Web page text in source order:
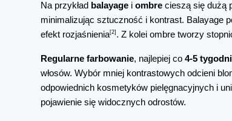
Na przykład balayage i ombre cieszą się dużą
minimalizując sztuczność i kontrast. Balayage
efekt rozjaśnienia[2] . Z kolei ombre tworzy
Regularne farbowanie, najlepiej co 4-5 tygodni
włosów. Wybór mniej kontrastowych odcieni
odpowiednich kosmetyków pielęgnacyjnych i
pojawienie się widocznych odrostów.